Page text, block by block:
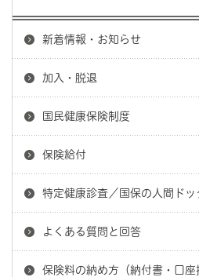
新着情報・お知らせ
加入・脱退
国民健康保険制度
保険給付
特定健康診査／国保の人間ド
よくある質問と回答
保険料の納め方（納付書・口座